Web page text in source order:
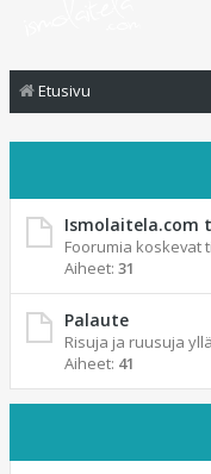
Etusivu
Ismolaitela.com
Foorumia koskevat
Aiheet: 31
Palaute
Risuja ja ruusuja
Aiheet: 41